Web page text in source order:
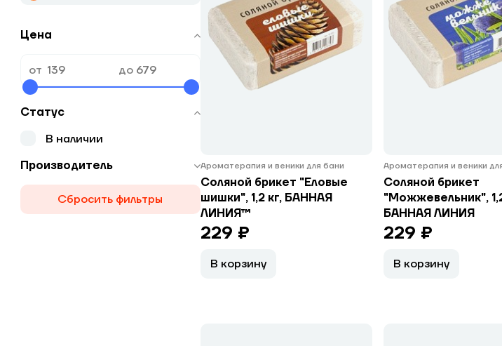
Цена
от до
Статус
В наличии
Производитель
Сбросить фильтры
Ароматерапия и веники для бани
Соляной брикет "Еловые
шишки", 1,2 кг, БАННАЯ
ЛИНИЯ™
229 ₽
В корзину
Ароматерапия и веники
Соляной брикет
"Можжевельник",
БАННАЯ ЛИНИЯ
229 ₽
В корзину